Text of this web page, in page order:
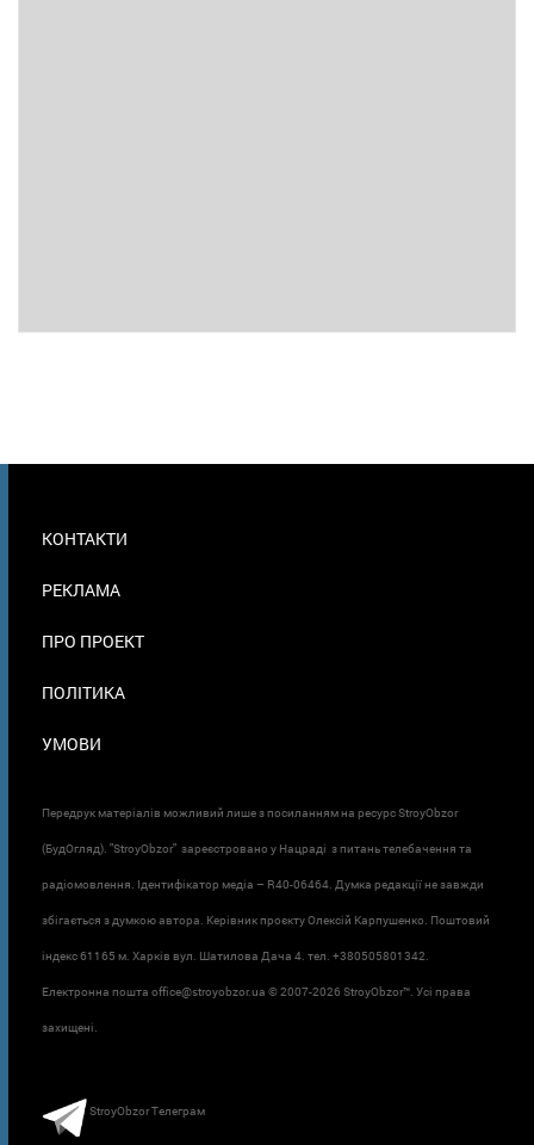
В
КОНТАКТИ
РЕКЛАМА
ПРО ПРОЕКТ
ПОЛІТИКА
УМОВИ
Передрук матеріалів можливий лише з посиланням на ресурс StroyObzor
(БудОгляд). "StroyObzor" зареєстровано у Нацраді з питань телебачення та
радіомовлення. Ідентифікатор медіа – R40-06464. Думка редакції не завжди
збігається з думкою автора. Керівник проєкту Олексій Карпушенко. Поштовий
індекс 61165 м. Харків вул. Шатилова Дача 4. тел. +380505801342.
Електронна пошта office@stroyobzor.ua © 2007-2026 StroyObzor™. Усі права
захищені.
StroyObzor Телеграм